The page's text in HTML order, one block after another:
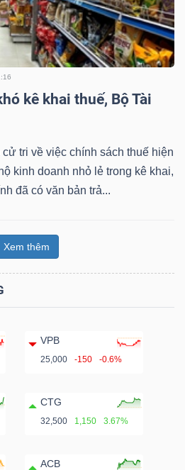
kê khai thuế, Bộ Tài
tri về việc chính sách thuế hiện
kinh doanh nhỏ lẻ trong kê khai,
đã có văn bản trả...
Xem thêm
VPB
25,000 -150 -0.6%
CTG
32,500 1,150 3.67%
ACB